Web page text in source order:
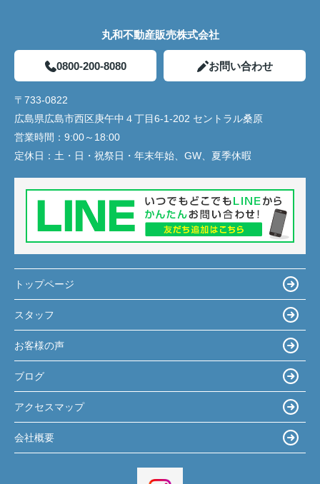
丸和不動産販売株式会社
0800-200-8080 お問い合わせ
〒733-0822
広島県広島市西区庚午中４丁目6-1-202 セントラル桑原
営業時間： 9:00～18:00
定休日： 土・日・祝祭日・年末年始、GW、夏季休暇
トップページ
スタッフ
お客様の声
ブログ
アクセスマップ
会社概要